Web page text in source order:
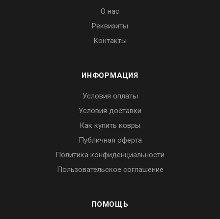
О нас
Реквизиты
Контакты
ИНФОРМАЦИЯ
Условия оплаты
Условия доставки
Как купить ковры
Публичная оферта
Политика конфиденциальности
Пользовательское соглашение
ПОМОЩЬ